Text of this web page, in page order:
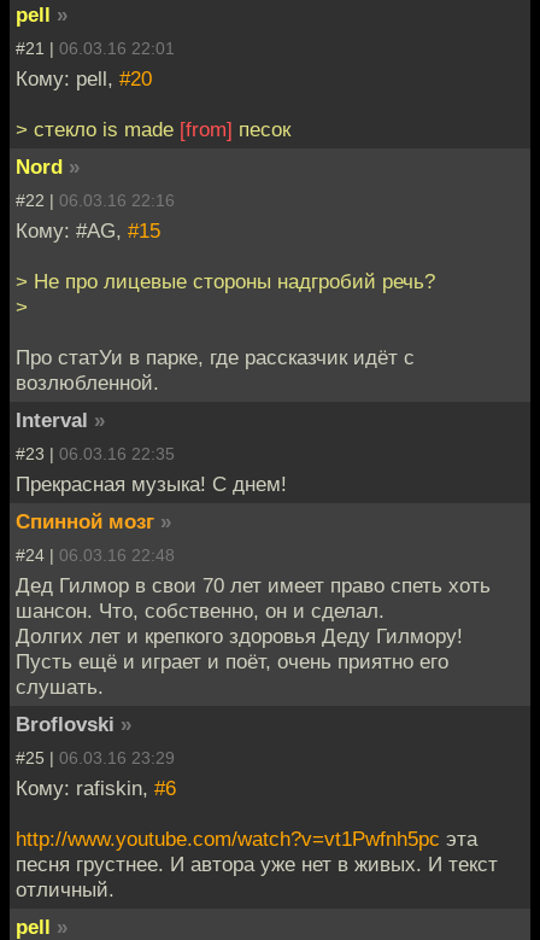
pell »
#21 | 06.03.16 22:01
Кому: pell, #20
> стекло is made [from] песок
Nord »
#22 | 06.03.16 22:16
Кому: #AG, #15
> Не про лицевые стороны надгробий речь?
>
Про статУи в парке, где рассказчик идёт с
возлюбленной.
Interval »
#23 | 06.03.16 22:35
Прекрасная музыка! С днем!
Спинной мозг »
#24 | 06.03.16 22:48
Дед Гилмор в свои 70 лет имеет право спеть хоть
шансон. Что, собственно, он и сделал.
Долгих лет и крепкого здоровья Деду Гилмору!
Пусть ещё и играет и поёт, очень приятно его
слушать.
Broflovski »
#25 | 06.03.16 23:29
Кому: rafiskin, #6
http://www.youtube.com/watch?v=vt1Pwfnh5pc эта
песня грустнее. И автора уже нет в живых. И текст
отличный.
pell »